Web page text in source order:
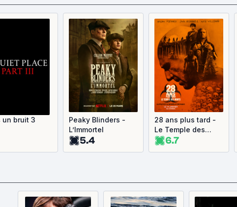
un bruit 3
Peaky Blinders -
L’Immortel
5.4
28 ans plus tard -
Le Temple des
Morts
6.7